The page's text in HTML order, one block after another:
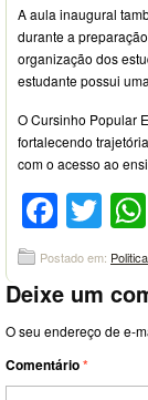
A aula inaugural
durante a
organização dos
estudante possui
O Cursinho Popular
fortalecendo
com o acesso ao
Postado em: Politica
Deixe um
O seu endereço de e-
Comentário*